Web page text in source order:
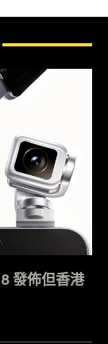
發佈但香港